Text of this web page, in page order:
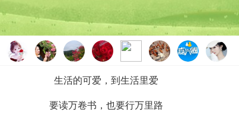
生活的可爱，到生活里爱
要读万卷书，也要行万里路